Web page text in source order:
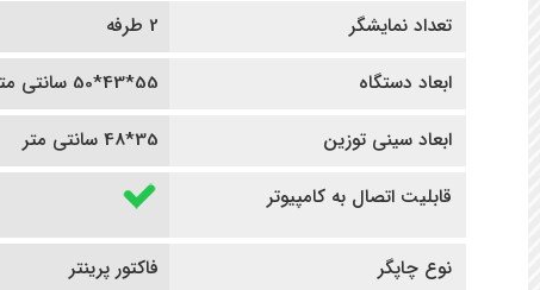
تعداد نمایشگر
2 طرفه
ابعاد دستگاه
55*43*50 سانتی متر
ابعاد سینی توزین
35*48 سانتی متر
قابلیت اتصال به کامپیوتر
نوع چاپگر
فاکتور پرینتر